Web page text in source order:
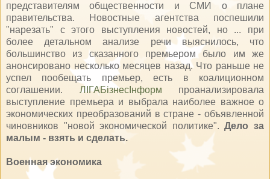
представителям общественности и СМИ о плане
правительства. Новостные агентства поспешили
"нарезать" с этого выступления новостей, но ... при
более детальном анализе речи выяснилось, что
большинство из сказанного премьером было им же
анонсировано несколько месяцев назад. Что раньше не
успел пообещать премьер, есть в коалиционном
соглашении. ЛІГАБізнесІнформ проанализировала
выступление премьера и выбрала наиболее важное о
экономических преобразований в стране - объявленной
чиновников "новой экономической политике".Дело за
малым - взять и сделать.
Военная экономика